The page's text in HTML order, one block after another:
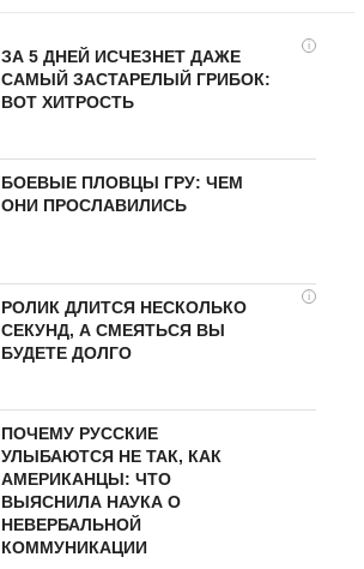
i
ЗА 5 ДНЕЙ ИСЧЕЗНЕТ ДАЖЕ
САМЫЙ ЗАСТАРЕЛЫЙ ГРИБОК:
ВОТ ХИТРОСТЬ
БОЕВЫЕ ПЛОВЦЫ ГРУ: ЧЕМ
ОНИ ПРОСЛАВИЛИСЬ
i
РОЛИК ДЛИТСЯ НЕСКОЛЬКО
СЕКУНД, А СМЕЯТЬСЯ ВЫ
БУДЕТЕ ДОЛГО
ПОЧЕМУ РУССКИЕ
УЛЫБАЮТСЯ НЕ ТАК, КАК
АМЕРИКАНЦЫ: ЧТО
ВЫЯСНИЛА НАУКА О
НЕВЕРБАЛЬНОЙ
КОММУНИКАЦИИ